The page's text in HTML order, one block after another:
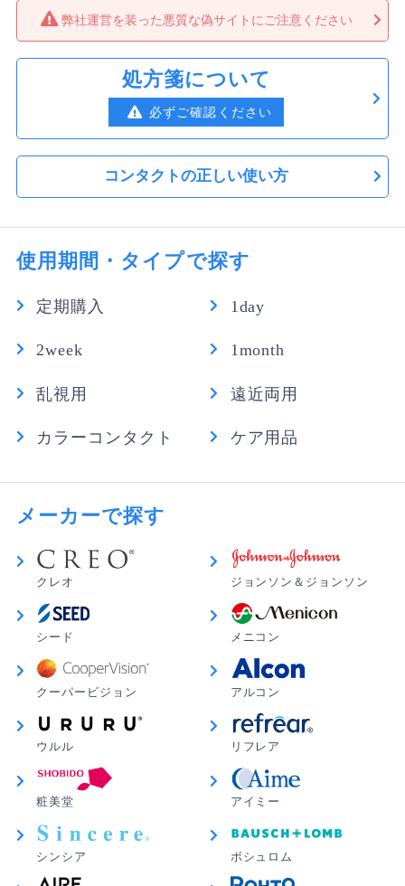
弊社運営を装った悪質な偽サイトにご注意ください
処方箋について
必ずご確認ください
コンタクトの正しい使い方
使用期間・タイプで探す
定期購入 1day
2week 1month
乱視用 遠近両用
カラーコンタクト ケア用品
メーカーで探す
クレオ ジョンソン＆ジョンソン
シード メニコン
クーパービジョン アルコン
ウルル リフレア
粧美堂 アイミー
シンシア ボシュロム